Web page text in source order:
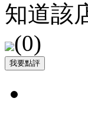
知道該
(0)